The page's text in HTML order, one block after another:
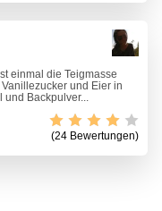
einmal die Teigmasse
und Eier in
und Backpulver...
(24 Bewertungen)